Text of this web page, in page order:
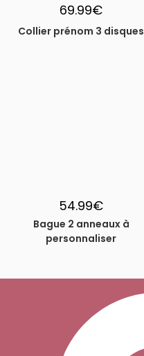
69.99€
Collier prénom 3 disques
54.99€
Bague 2 anneaux à
personnaliser